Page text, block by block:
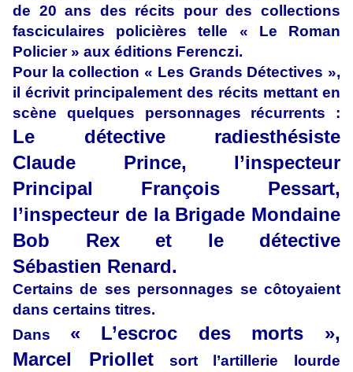
de 20 ans des récits pour des collections
fasciculaires policières telle « Le Roman
Policier » aux éditions Ferenczi.
Pour la collection « Les Grands Détectives »,
il écrivit principalement des récits mettant en
scène quelques personnages récurrents :
Le détective radiesthésiste
Claude Prince, l’inspecteur
Principal François Pessart,
l’inspecteur de la Brigade Mondaine
Bob Rex et le détective
Sébastien Renard.
Certains de ses personnages se côtoyaient
dans certains titres.
Dans « L’escroc des morts »,
Marcel Priolletsort l’artillerie lourde